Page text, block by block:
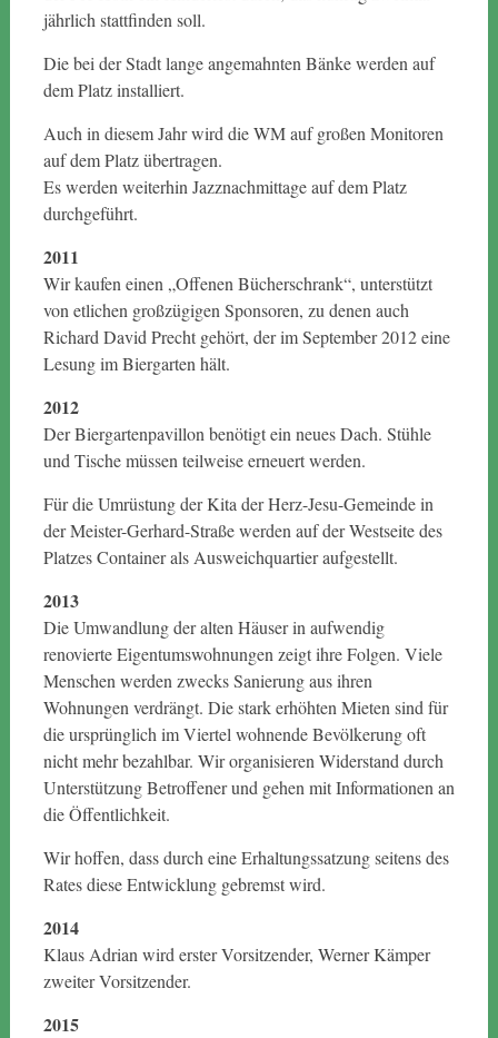
jährlich stattfinden soll.
Die bei der Stadt lange angemahnten Bänke werden auf
dem Platz installiert.
Auch in diesem Jahr wird die WM auf großen Monitoren
auf dem Platz übertragen.
Es werden weiterhin Jazznachmittage auf dem Platz
durchgeführt.
2011
Wir kaufen einen „Offenen Bücherschrank“, unterstützt
von etlichen großzügigen Sponsoren, zu denen auch
Richard David Precht gehört, der im September 2012 eine
Lesung im Biergarten hält.
2012
Der Biergartenpavillon benötigt ein neues Dach. Stühle
und Tische müssen teilweise erneuert werden.
Für die Umrüstung der Kita der Herz-Jesu-Gemeinde in
der Meister-Gerhard-Straße werden auf der Westseite des
Platzes Container als Ausweichquartier aufgestellt.
2013
Die Umwandlung der alten Häuser in aufwendig
renovierte Eigentumswohnungen zeigt ihre Folgen. Viele
Menschen werden zwecks Sanierung aus ihren
Wohnungen verdrängt. Die stark erhöhten Mieten sind für
die ursprünglich im Viertel wohnende Bevölkerung oft
nicht mehr bezahlbar. Wir organisieren Widerstand durch
Unterstützung Betroffener und gehen mit Informationen an
die Öffentlichkeit.
Wir hoffen, dass durch eine Erhaltungssatzung seitens des
Rates diese Entwicklung gebremst wird.
2014
Klaus Adrian wird erster Vorsitzender, Werner Kämper
zweiter Vorsitzender.
2015